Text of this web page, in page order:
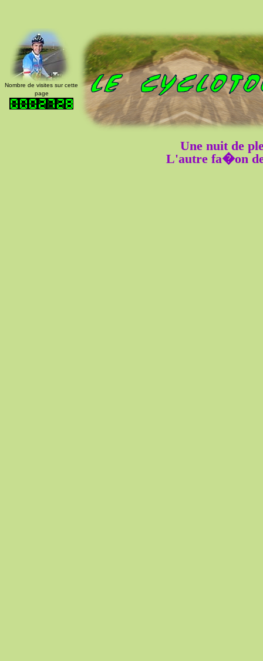
Nombre de visites sur cette
page
Une nuit de
L'autre fa�on